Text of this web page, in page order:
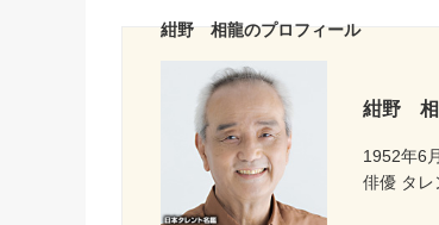
紺野 相龍のプロフィール
紺野
1952年6
俳優 タレ